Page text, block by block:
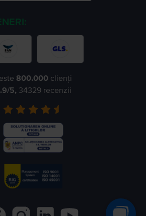
800.000 clienți
/5, 34329 recenzii